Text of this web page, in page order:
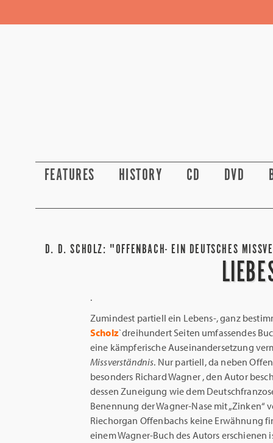
FEATURES HISTORY CD DVD
D. D. SCHOLZ: "OFFENBACH- EIN DEUTSCHES
.
Zumindest partiell ein Lebens-, ganz
Scholz`dreihundert Seiten umfassendes
eine kämpferische Auseinandersetzung
Missverständnis. Nur partiell, da neben
besonders Richard Wagner , den Autor
dessen Zuneigung wie dem
Benennung der Wagner-Nase mit
Riechorgan Offenbachs keine Erwähnung
einem Wagner-Buch des Autors erschienen